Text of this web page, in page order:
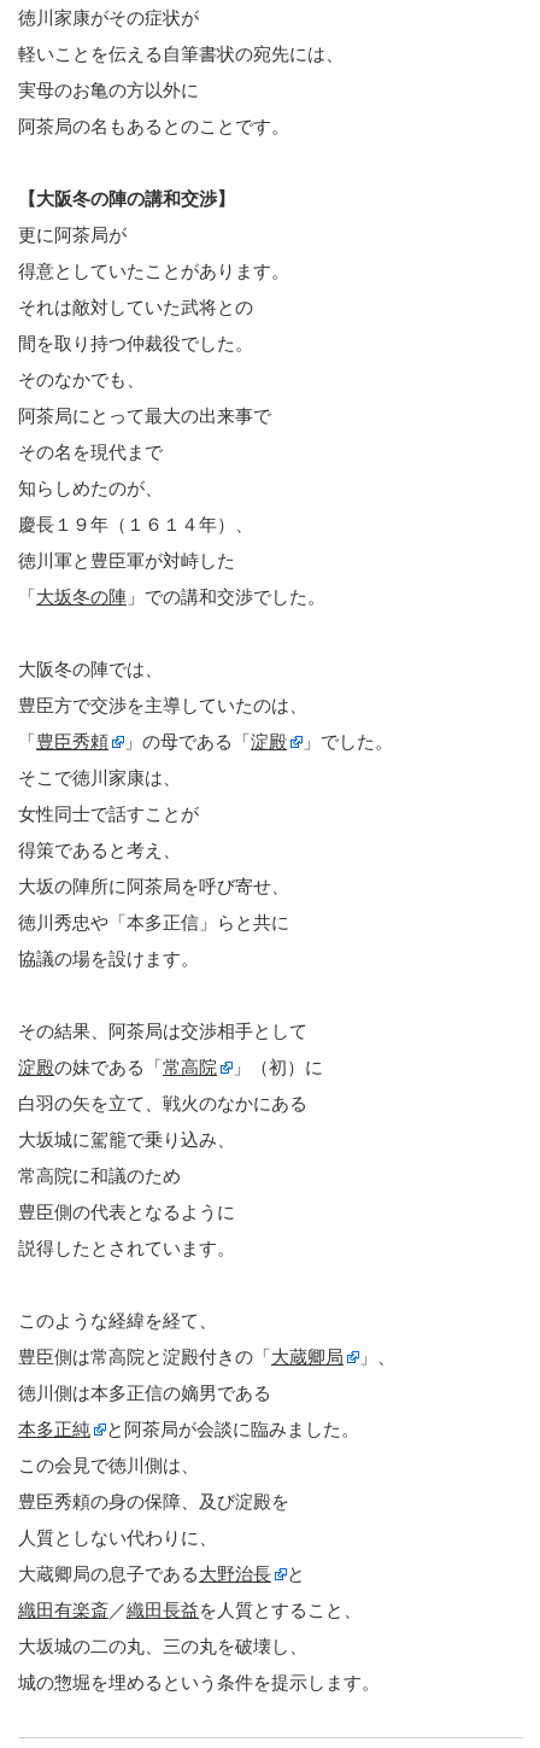
徳川家康がその症状が
軽いことを伝える自筆書状の宛先には、
実母のお亀の方以外に
阿茶局の名もあるとのことです。
【大阪冬の陣の講和交渉】
更に阿茶局が
得意としていたことがあります。
それは敵対していた武将との
間を取り持つ仲裁役でした。
そのなかでも、
阿茶局にとって最大の出来事で
その名を現代まで
知らしめたのが、
慶長１９年（１６１４年）、
徳川軍と豊臣軍が対峙した
「大坂冬の陣 」での講和交渉でした。
大阪冬の陣では、
豊臣方で交渉を主導していたのは、
「豊臣秀頼 」の母である「淀殿
」でした。
そこで徳川家康は、
女性同士で話すことが
得策であると考え、
大坂の陣所に阿茶局を呼び寄せ、
徳川秀忠や「本多正信」らと共に
協議の場を設けます。
その結果、阿茶局は交渉相手として
淀殿の妹である「常高院
」（初）に
白羽の矢を立て、戦火のなかにある
大坂城に駕籠で乗り込み、
常高院に和議のため
豊臣側の代表となるように
説得したとされています。
このような経緯を経て、
豊臣側は常高院と淀殿付きの「大蔵卿局
」、
徳川側は本多正信の嫡男である
本多正純
と阿茶局が会談に臨みました。
この会見で徳川側は、
豊臣秀頼の身の保障、及び淀殿を
人質としない代わりに、
大蔵卿局の息子である大野治長
と
織田有楽斎／織田長益を人質とすること、
大坂城の二の丸、三の丸を破壊し、
城の惣堀を埋めるという条件を提示します。